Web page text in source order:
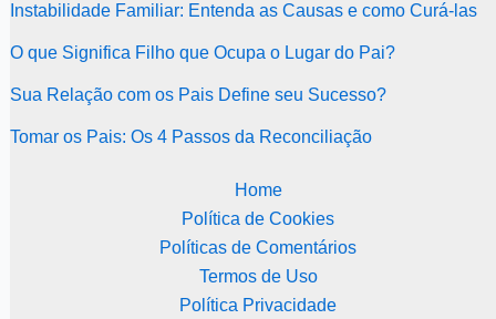
Instabilidade Familiar: Entenda as Causas e como Curá-las
O que Significa Filho que Ocupa o Lugar do Pai?
Sua Relação com os Pais Define seu Sucesso?
Tomar os Pais: Os 4 Passos da Reconciliação
Home
Política de Cookies
Políticas de Comentários
Termos de Uso
Política Privacidade